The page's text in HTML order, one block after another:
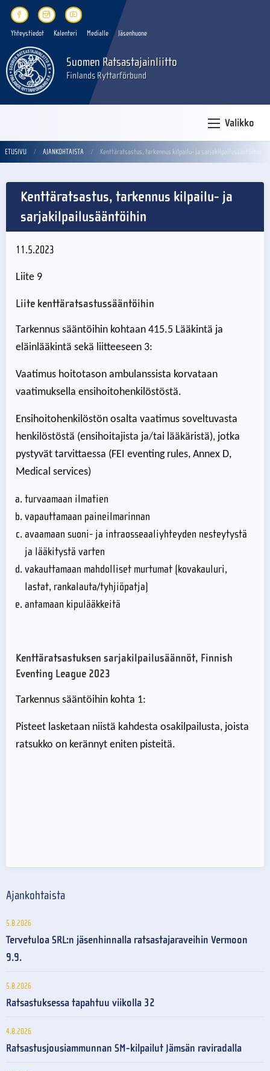
Yhteystiedot Kalenteri Medialle Jäsenhuone
Suomen Ratsastajainliitto
Finlands Ryttarförbund
Valikko
ETUSIVU AJANKOHTAISTA Kenttäratsastus, tarkennus kilpailu- ja sarjakilpailusääntöihin
Kenttäratsastus, tarkennus kilpailu- ja
sarjakilpailusääntöihin
11.5.2023
Liite 9
Liite kenttäratsastussääntöihin
Tarkennus sääntöihin kohtaan 415.5 Lääkintä ja
eläinlääkintä sekä liitteeseen 3:
Vaatimus hoitotason ambulanssista korvataan
vaatimuksella ensihoitohenkilöstöstä.
Ensihoitohenkilöstön osalta vaatimus soveltuvasta
henkilöstöstä (ensihoitajista ja/tai lääkäristä), jotka
pystyvät tarvittaessa (FEI eventing rules, Annex D,
Medical services)
turvaamaan ilmatien
vapauttamaan paineilmarinnan
avaamaan suoni- ja intraosseaaliyhteyden nesteytystä
ja lääkitystä varten
vakauttamaan mahdolliset murtumat (kovakauluri,
lastat, rankalauta/tyhjiöpatja)
antamaan kipulääkkeitä
Kenttäratsastuksen sarjakilpailusäännöt, Finnish
Eventing League 2023
Tarkennus sääntöihin kohta 1:
Pisteet lasketaan niistä kahdesta osakilpailusta, joista
ratsukko on kerännyt eniten pisteitä.
Ajankohtaista
5.8.2026
Tervetuloa SRL:n jäsenhinnalla ratsastajaraveihin Vermoon
9.9.
5.8.2026
Ratsastuksessa tapahtuu viikolla 32
4.8.2026
Ratsastusjousiammunnan SM-kilpailut Jämsän raviradalla